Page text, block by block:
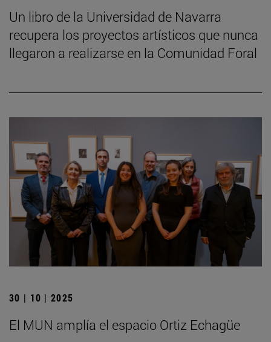
Un libro de la Universidad de Navarra
recupera los proyectos artísticos que nunca
llegaron a realizarse en la Comunidad Foral
30 | 10 | 2025
El MUN amplía el espacio Ortiz Echagüe